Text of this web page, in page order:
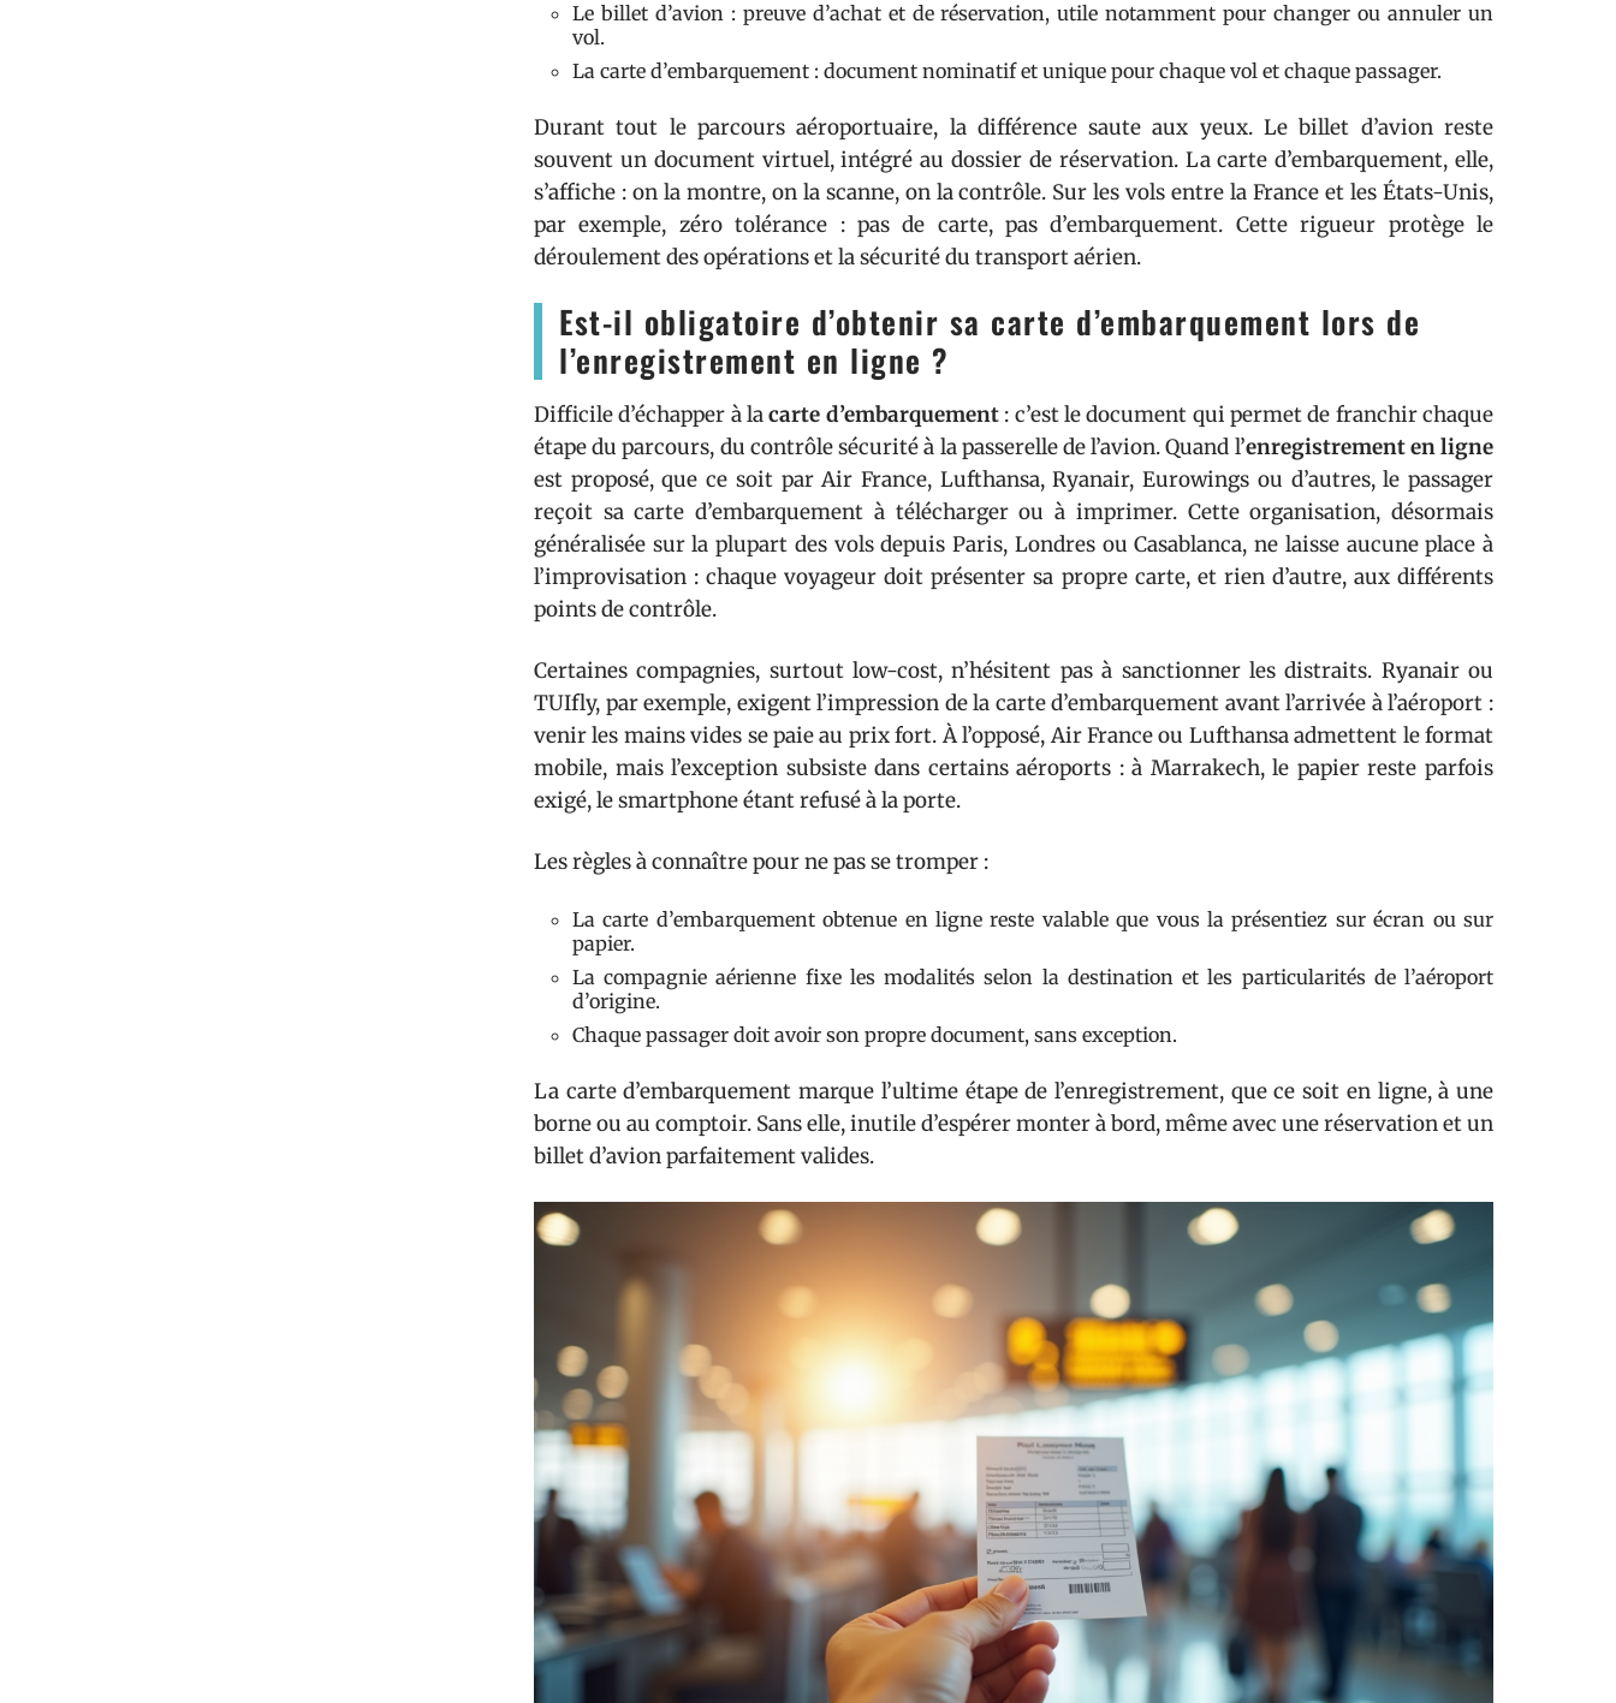
Le billet d’avion : preuve d’achat et de réservation, utile notamment pour changer ou annuler un
vol.
La carte d’embarquement : document nominatif et unique pour chaque vol et chaque passager.
Durant tout le parcours aéroportuaire, la différence saute aux yeux. Le billet d’avion reste
souvent un document virtuel, intégré au dossier de réservation. La carte d’embarquement, elle,
s’affiche : on la montre, on la scanne, on la contrôle. Sur les vols entre la France et les États-Unis,
par exemple, zéro tolérance : pas de carte, pas d’embarquement. Cette rigueur protège le
déroulement des opérations et la sécurité du transport aérien.
Est-il obligatoire d’obtenir sa carte d’embarquement lors de
l’enregistrement en ligne ?
Difficile d’échapper à lacarte d’embarquement: c’est le document qui permet de franchir chaque
étape du parcours, du contrôle sécurité à la passerelle de l’avion. Quand l’enregistrement en ligne
est proposé, que ce soit par Air France, Lufthansa, Ryanair, Eurowings ou d’autres, le passager
reçoit sa carte d’embarquement à télécharger ou à imprimer. Cette organisation, désormais
généralisée sur la plupart des vols depuis Paris, Londres ou Casablanca, ne laisse aucune place à
l’improvisation : chaque voyageur doit présenter sa propre carte, et rien d’autre, aux différents
points de contrôle.
Certaines compagnies, surtout low-cost, n’hésitent pas à sanctionner les distraits. Ryanair ou
TUIfly, par exemple, exigent l’impression de la carte d’embarquement avant l’arrivée à l’aéroport :
venir les mains vides se paie au prix fort. À l’opposé, Air France ou Lufthansa admettent le format
mobile, mais l’exception subsiste dans certains aéroports : à Marrakech, le papier reste parfois
exigé, le smartphone étant refusé à la porte.
Les règles à connaître pour ne pas se tromper :
La carte d’embarquement obtenue en ligne reste valable que vous la présentiez sur écran ou sur
papier.
La compagnie aérienne fixe les modalités selon la destination et les particularités de l’aéroport
d’origine.
Chaque passager doit avoir son propre document, sans exception.
La carte d’embarquement marque l’ultime étape de l’enregistrement, que ce soit en ligne, à une
borne ou au comptoir. Sans elle, inutile d’espérer monter à bord, même avec une réservation et un
billet d’avion parfaitement valides.